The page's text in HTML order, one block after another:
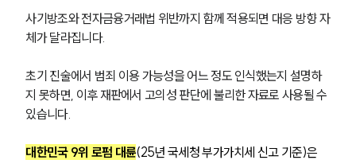
뉴스레터/브로슈어
세미나
대륜법률상담예약
사기방조와 전자금융거래법 위반까지 함께 적용되면 대응 방향 자
체가 달라집니다.
초기 진술에서 범죄 이용 가능성을 어느 정도 인식했는지 설명하
지 못하면, 이후 재판에서 고의성 판단에 불리한 자료로 사용될 수
있습니다.
대한민국 9위 로펌 대륜(25년 국세청 부가가치세 신고 기준)은